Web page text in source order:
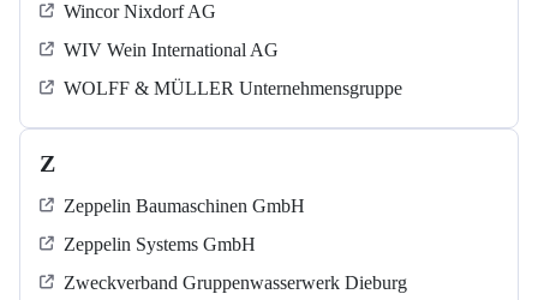
Wincor Nixdorf AG
WIV Wein International AG
WOLFF & MÜLLER Unternehmensgruppe
Z
Zeppelin Baumaschinen GmbH
Zeppelin Systems GmbH
Zweckverband Gruppenwasserwerk Dieburg